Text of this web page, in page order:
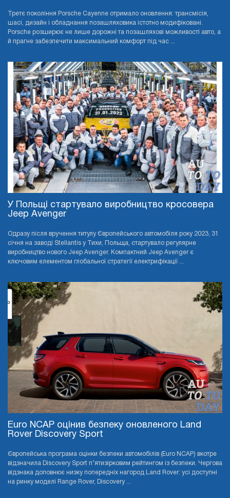
Третє покоління Porsche Cayenne отримало оновлення: трансмісія,
шасі, дизайн і обладнання позашляховика істотно модифіковані.
Porsche розширює не лише дорожні та позашляхові можливості авто, а
й прагне забезпечити максимальний комфорт під час ...
У Польщі стартувало виробництво кросовера
Jeep Avenger
Одразу після вручення титулу Європейського автомобіля року 2023, 31
січня на заводі Stellantis у Тихи, Польща, стартувало регулярне
виробництво нового Jeep Avenger. Компактний Jeep Avenger є
ключовим елементом глобальної стратегії електрифікації ...
Euro NCAP оцінив безпеку оновленого Land
Rover Discovery Sport
Європейська програма оцінки безпеки автомобілів (Euro NCAP) вкотре
відзначила Discovery Sport п’ятизірковим рейтингом із безпеки. Чергова
відзнака доповнює низку попередніх нагород Land Rover: усі доступні
на ринку моделі Range Rover, Discovery ...